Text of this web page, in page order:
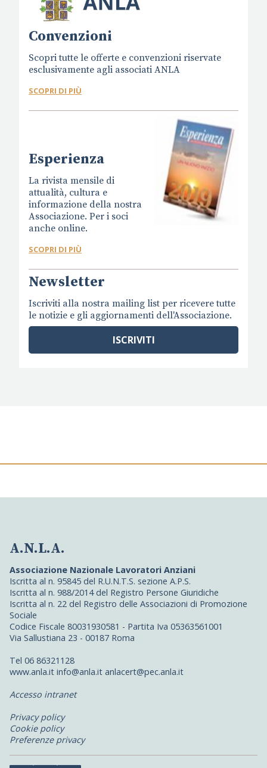
Convenzioni
Scopri tutte le offerte e convenzioni riservate
esclusivamente agli associati ANLA
SCOPRI DI PIÙ
Esperienza
La rivista mensile di
attualità, cultura e
informazione della nostra
Associazione. Per i soci
anche online.
SCOPRI DI PIÙ
Newsletter
Iscriviti alla nostra mailing list per ricevere tutte
le notizie e gli aggiornamenti dell'Associazione.
ISCRIVITI
A.N.L.A.
Associazione Nazionale Lavoratori Anziani
Iscritta al n. 95845 del R.U.N.T.S. sezione A.P.S.
Iscritta al n. 988/2014 del Registro Persone Giuridiche
Iscritta al n. 22 del Registro delle Associazioni di Promozione
Sociale
Codice Fiscale 80031930581 - Partita Iva 05363561001
Via Sallustiana 23 - 00187 Roma
Tel 06 86321128
www.anla.it info@anla.it anlacert@pec.anla.it
Accesso intranet
Privacy policy
Cookie policy
Preferenze privacy